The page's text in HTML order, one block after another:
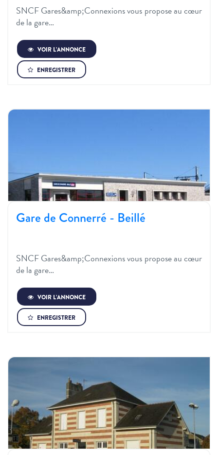
SNCF Gares&amp;Connexions vous propose au cœur
de la gare…
VOIR L’ANNONCE
ENREGISTRER
Gare de Connerré - Beillé
SNCF Gares&amp;Connexions vous propose au cœur
de la gare…
VOIR L’ANNONCE
ENREGISTRER